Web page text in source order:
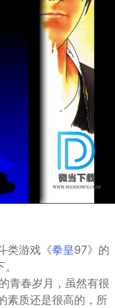
类游戏《拳皇97》的
青春岁月，虽然有很
素质还是很高的，所